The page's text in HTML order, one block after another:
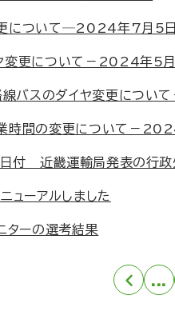
について─2024年7月5日
変更について－2024年5月
路線バスのダイヤ変更につ
時間の変更について－
近畿運輸局発表の行政
ューアルしました
ターの選考結果
« ...